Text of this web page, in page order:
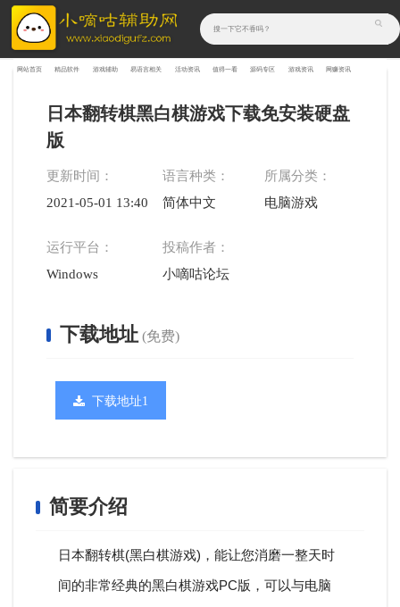
网站首页 精品软件 游戏辅助 易语言相关 活动资讯 值得一看 源码专区 游戏资讯 网赚资讯
日本翻转棋黑白棋游戏下载免安装硬盘
版
更新时间：
2021-05-01 13:40:19
语言种类：
简体中文
所属分类：
电脑游戏
运行平台：
Windows
投稿作者：
小嘀咕论坛
下载地址 (免费)
下载地址1
简要介绍
日本翻转棋(黑白棋游戏)，能让您消磨一整天时
间的非常经典的黑白棋游戏PC版，可以与电脑